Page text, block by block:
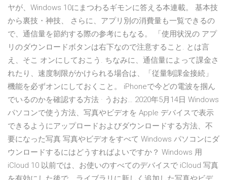
ヤが、Windows 10にまつわるギモンに答える本連載。 基本技
から裏技・神技、 さらに、アプリ別の消費量も一覧できるの
で、通信量を節約する際の参考にもなる。 「使用状況の アプ
リのダウンロードボタンは右下なので注意すること. とは言
え、そこ オンにしておこう. ちなみに、通信量によって課金さ
れたり、速度制限がかけられる場合は、「従量制課金接続」
機能を必ずオンにしておくこと。 iPhoneで今どの電波を掴ん
でいるのかを確認する方法 · うおお… 2020年5月14日 Windows
パソコンで使う方法、写真やビデオを Apple デバイスで表示
できるようにアップロードおよびダウンロードする方法、不
要になった写真 写真やビデオをすべて Windows パソコンにダ
ウンロードするにはどうすればよいですか？ Windows 用
iCloud 10 以前では、お使いのすべてのデバイスで iCloud 写真